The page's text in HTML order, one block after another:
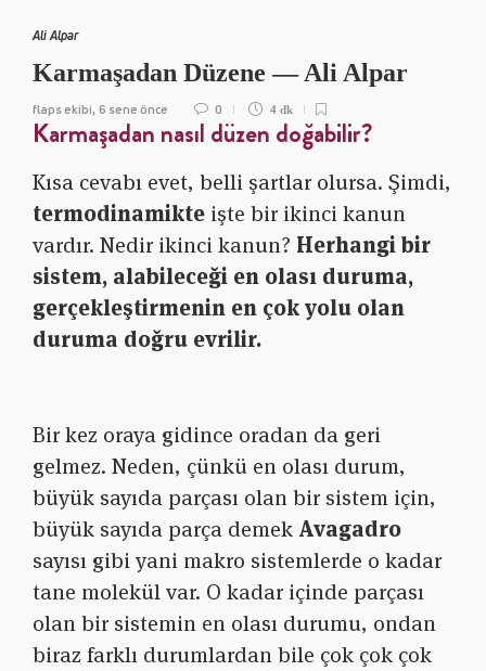
Ali Alpar
Karmaşadan Düzene — Ali Alpar
flaps ekibi, 6 sene önce 0 4 dk
Karmaşadan nasıl düzen doğabilir?
Kısa cevabı evet, belli şartlar olursa. Şimdi,
termodinamikte işte bir ikinci kanun
vardır. Nedir ikinci kanun? Herhangi bir
sistem, alabileceği en olası duruma,
gerçekleştirmenin en çok yolu olan
duruma doğru evrilir.
Bir kez oraya gidince oradan da geri
gelmez. Neden, çünkü en olası durum,
büyük sayıda parçası olan bir sistem için,
büyük sayıda parça demek Avagadro
sayısı gibi yani makro sistemlerde o kadar
tane molekül var. O kadar içinde parçası
olan bir sistemin en olası durumu, ondan
biraz farklı durumlardan bile çok çok çok